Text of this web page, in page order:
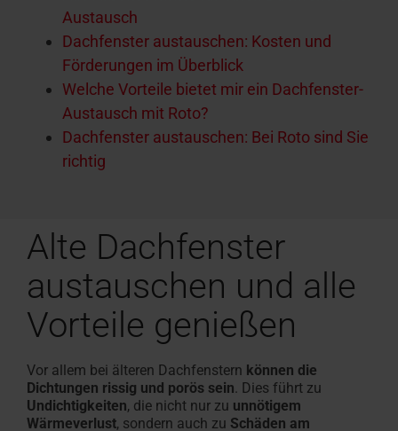
Austausch
Dachfenster austauschen: Kosten und
Förderungen im Überblick
Welche Vorteile bietet mir ein Dachfenster-
Austausch mit Roto?
Dachfenster austauschen: Bei Roto sind Sie
richtig
Alte Dachfenster
austauschen und alle
Vorteile genießen
Vor allem bei älteren Dachfenstern können die
Dichtungen rissig und porös sein. Dies führt zu
Undichtigkeiten, die nicht nur zu unnötigem
Wärmeverlust, sondern auch zu Schäden am